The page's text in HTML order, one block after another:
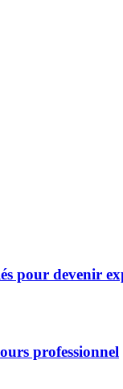
pour devenir
professionnel